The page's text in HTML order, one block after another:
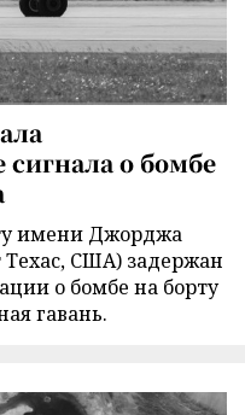
сигнала о бомбе
имени Джорджа
США) задержан
о бомбе на борту
гавань.